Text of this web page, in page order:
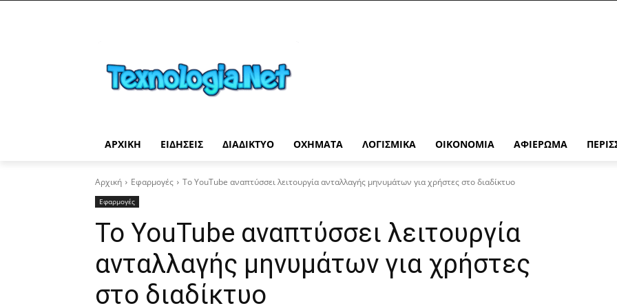
ΑΡΧΙΚΉ ΕΙΔΉΣΕΙΣ ΔΙΑΔΊΚΤΥΟ ΟΧΉΜΑΤΑ ΛΟΓΙΣΜΙΚΆ ΟΙΚΟΝΟΜΊΑ ΑΦΙΈΡΩΜΑ
Αρχική Εφαρμογές Το YouTube αναπτύσσει λειτουργία ανταλλαγής μηνυμάτων για χρήστες στο διαδίκτυο
Εφαρμογές
Το YouTube αναπτύσσει λειτουργία
ανταλλαγής μηνυμάτων για χρήστες
στο διαδίκτυο